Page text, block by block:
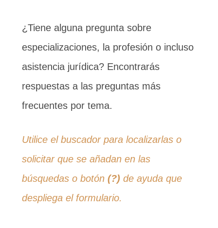
¿Tiene alguna pregunta sobre
especializaciones, la profesión o incluso
asistencia jurídica? Encontrarás
respuestas a las preguntas más
frecuentes por tema.
Utilice el buscador para localizarlas o
solicitar que se añadan en las
búsquedas o botón (?) de ayuda que
despliega el formulario.